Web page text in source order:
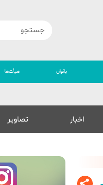
بانوان هیأت‌ها
اخبار تصاویر